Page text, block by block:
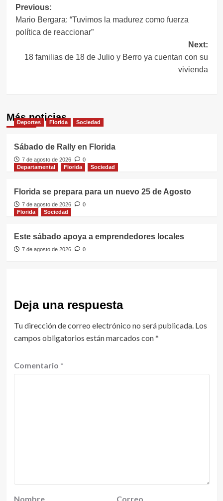
Navegación
de
entradas
Previous:
Mario Bergara: “Tuvimos la madurez como fuerza
política de reaccionar”
Next:
18 familias de 18 de Julio y Berro ya cuentan con su
vivienda
Más noticias
Deportes Florida Sociedad
Sábado de Rally en Florida
7 de agosto de 2026
0
Departamental
Florida Sociedad
Florida se prepara para un nuevo 25 de Agosto
7 de agosto de 2026
0
Florida
Sociedad
Este sábado apoya a emprendedores locales
7 de agosto de 2026 0
Deja una respuesta
Tu dirección de correo electrónico no será publicada. Los
campos obligatorios están marcados con*
Comentario *
Nombre Correo